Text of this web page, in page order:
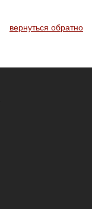
вернуться обратно